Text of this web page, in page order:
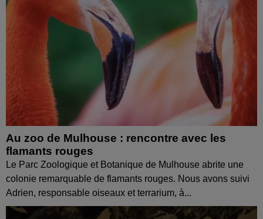
Au zoo de Mulhouse : rencontre avec les
flamants rouges
Le Parc Zoologique et Botanique de Mulhouse abrite une
colonie remarquable de flamants rouges. Nous avons suivi
Adrien, responsable oiseaux et terrarium, à...